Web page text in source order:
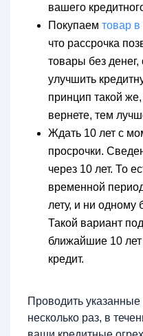
вашего
Покупаем товар в
что рассрочка
товары без
улучшить
принцип такой
вернете, тем
Ждать 10 лет с
просрочки.
через 10 лет. То
временной
лету, и ни одному
Такой вариант
ближайшие 10 лет
кредит.
Проводить
несколько раз, в